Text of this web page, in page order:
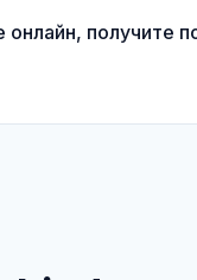
онлайн, получите